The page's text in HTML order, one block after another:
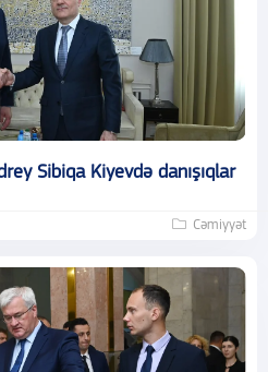
Sibiqa Kiyevdə danışıqlar
Cəmiyyət